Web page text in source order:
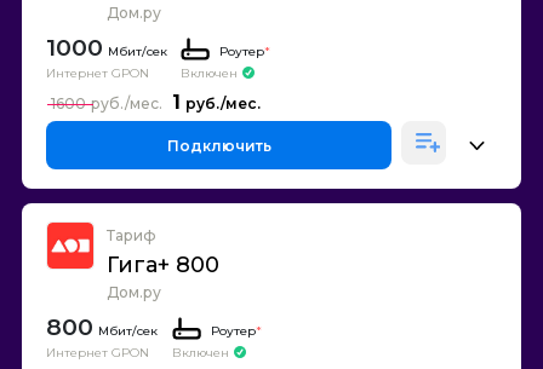
Дом.ру
1000
Интернет GPON
Роутер*
Включен
1
1600
Подключить
Тариф
Гига+ 800
Дом.ру
800
Интернет GPON
Роутер*
Включен